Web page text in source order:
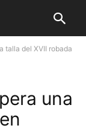
talla del XVII robada
una